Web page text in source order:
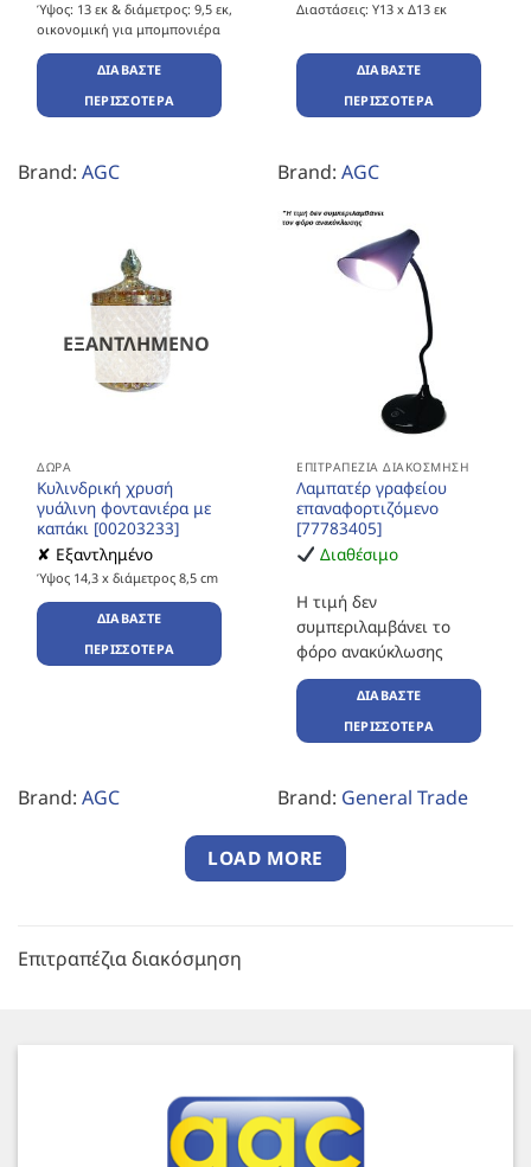
Ύψος: 13 εκ & διάμετρος: 9,5 εκ,
οικονομική για μπομπονιέρα
ΔΙΑΒΆΣΤΕ
ΠΕΡΙΣΣΌΤΕΡΑ
Brand: AGC
Διαστάσεις: Υ13 x Δ13 εκ
ΔΙΑΒΆΣΤΕ
ΠΕΡΙΣΣΌΤΕΡΑ
Brand: AGC
ΕΞΑΝΤΛΗΜΈΝΟ
ΔΏΡΑ
Κυλινδρική χρυσή
γυάλινη φοντανιέρα με
καπάκι [00203233]
✘ Εξαντλημένο
Ύψος 14,3 x διάμετρος 8,5 cm
ΔΙΑΒΆΣΤΕ
ΠΕΡΙΣΣΌΤΕΡΑ
Brand: AGC
ΕΠΙΤΡΑΠΈΖΙΑ ΔΙΑΚΌΣΜΗΣΗ
Λαμπατέρ γραφείου
επαναφορτιζόμενο
[77783405]
Διαθέσιμο
Η τιμή δεν
συμπεριλαμβάνει το
φόρο ανακύκλωσης
ΔΙΑΒΆΣΤΕ
ΠΕΡΙΣΣΌΤΕΡΑ
Brand: General Trade
LOAD MORE
Επιτραπέζια διακόσμηση